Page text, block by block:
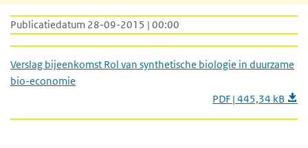
Publicatiedatum 28-09-2015 | 00:00
Verslag bijeenkomst Rol van synthetische biologie in duurzame
bio-economie
PDF | 445,34 kB